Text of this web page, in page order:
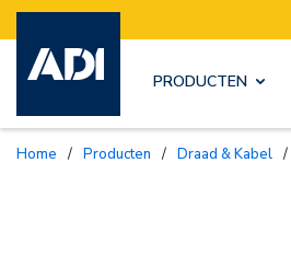
PRODUCTEN
Home / Producten / Draad & Kabel /